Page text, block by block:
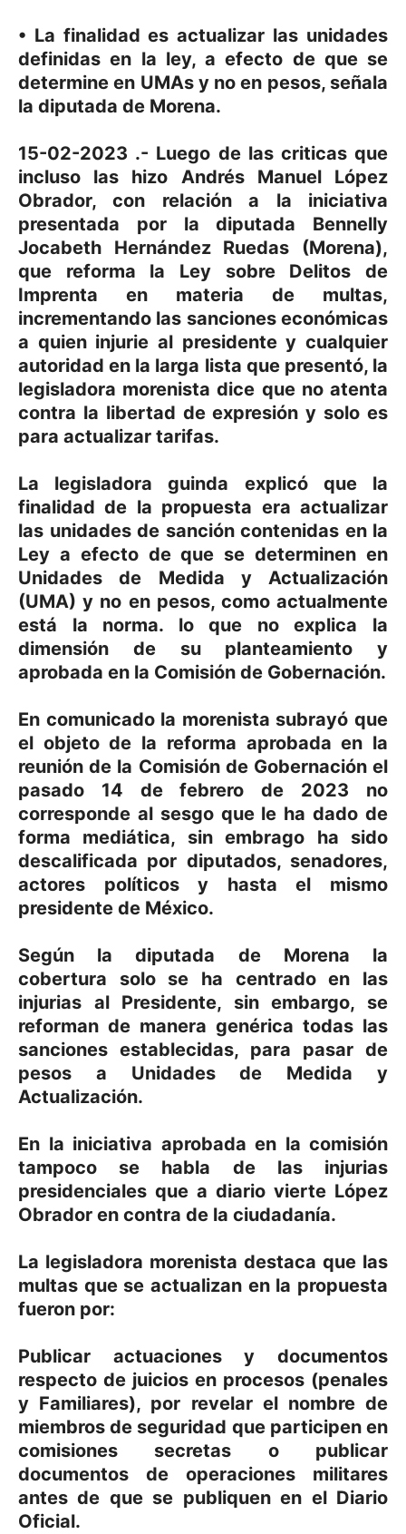
• La finalidad es actualizar las unidades
definidas en la ley, a efecto de que se
determine en UMAs y no en pesos, señala
la diputada de Morena.
15-02-2023 .- Luego de las criticas que
incluso las hizo Andrés Manuel López
Obrador, con relación a la iniciativa
presentada por la diputada Bennelly
Jocabeth Hernández Ruedas (Morena),
que reforma la Ley sobre Delitos de
Imprenta en materia de multas,
incrementando las sanciones económicas
a quien injurie al presidente y cualquier
autoridad en la larga lista que presentó, la
legisladora morenista dice que no atenta
contra la libertad de expresión y solo es
para actualizar tarifas.
La legisladora guinda explicó que la
finalidad de la propuesta era actualizar
las unidades de sanción contenidas en la
Ley a efecto de que se determinen en
Unidades de Medida y Actualización
(UMA) y no en pesos, como actualmente
está la norma. lo que no explica la
dimensión de su planteamiento y
aprobada en la Comisión de Gobernación.
En comunicado la morenista subrayó que
el objeto de la reforma aprobada en la
reunión de la Comisión de Gobernación el
pasado 14 de febrero de 2023 no
corresponde al sesgo que le ha dado de
forma mediática, sin embrago ha sido
descalificada por diputados, senadores,
actores políticos y hasta el mismo
presidente de México.
Según la diputada de Morena la
cobertura solo se ha centrado en las
injurias al Presidente, sin embargo, se
reforman de manera genérica todas las
sanciones establecidas, para pasar de
pesos a Unidades de Medida y
Actualización.
En la iniciativa aprobada en la comisión
tampoco se habla de las injurias
presidenciales que a diario vierte López
Obrador en contra de la ciudadanía.
La legisladora morenista destaca que las
multas que se actualizan en la propuesta
fueron por:
Publicar actuaciones y documentos
respecto de juicios en procesos (penales
y Familiares), por revelar el nombre de
miembros de seguridad que participen en
comisiones secretas o publicar
documentos de operaciones militares
antes de que se publiquen en el Diario
Oficial.